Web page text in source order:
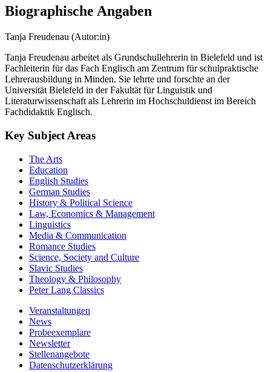
Biographische Angaben
Tanja Freudenau (Autor:in)
Tanja Freudenau arbeitet als Grundschullehrerin in Bielefeld und ist
Fachleiterin für das Fach Englisch am Zentrum für schulpraktische
Lehrerausbildung in Minden. Sie lehrte und forschte an der
Universität Bielefeld in der Fakultät für Linguistik und
Literaturwissenschaft als Lehrerin im Hochschuldienst im Bereich
Fachdidaktik Englisch.
Key Subject Areas
The Arts
Education
English Studies
German Studies
History & Political Science
Law, Economics & Management
Linguistics
Media & Communication
Romance Studies
Science, Society and Culture
Slavic Studies
Theology & Philosophy
Peter Lang Classics
Veranstaltungen
News
Probeexemplare
Newsletter
Stellenangebote
Datenschutzerklärung